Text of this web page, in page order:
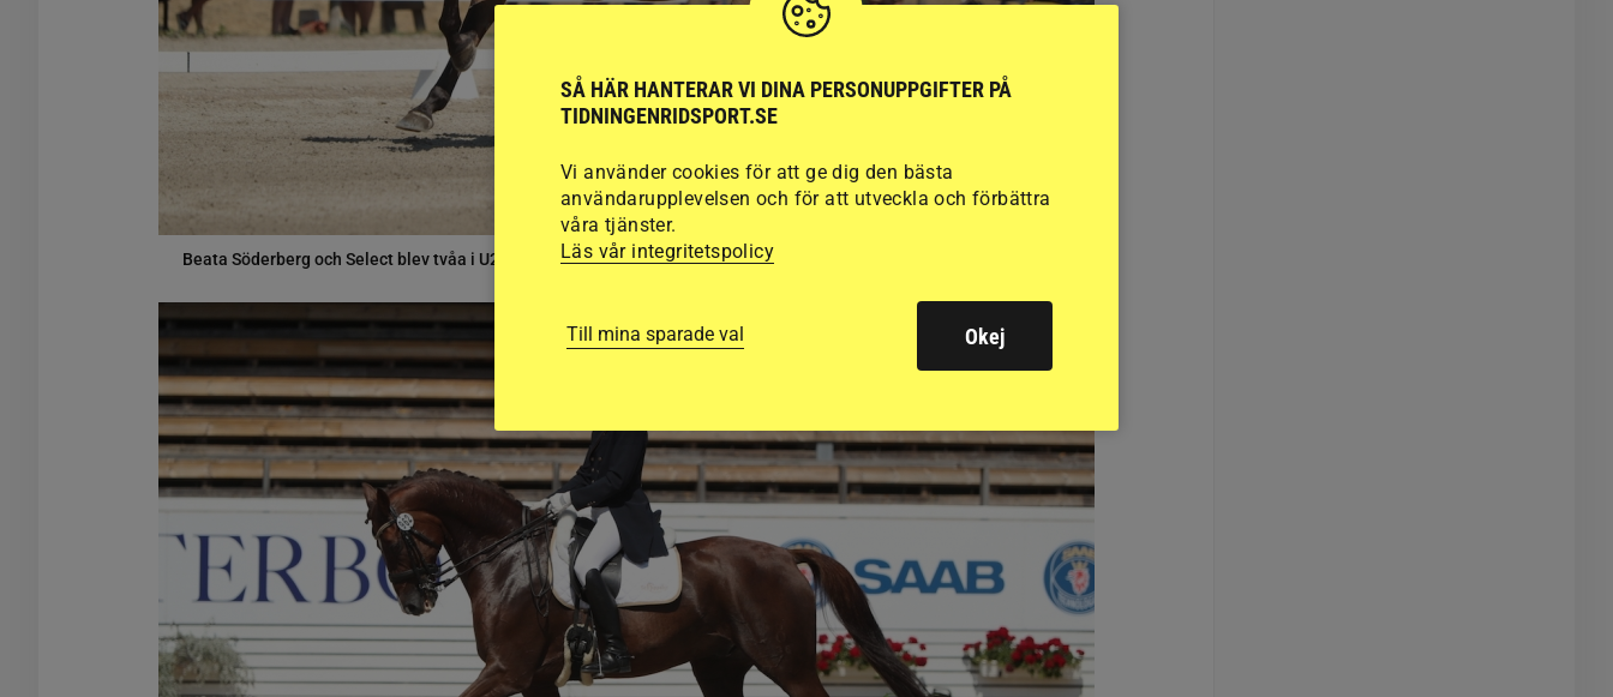
Beata Söderberg och Select blev tvåa i U24-küren.Foto:Pernilla Hägg
SÅ HÄR HANTERAR VI DINA PERSONUPPGIFTER PÅ
TIDNINGENRIDSPORT.SE
Vi använder cookies för att ge dig den bästa
användarupplevelsen och för att utveckla och förbättra
våra tjänster.
Läs vår integritetspolicy
Till mina sparade val Okej